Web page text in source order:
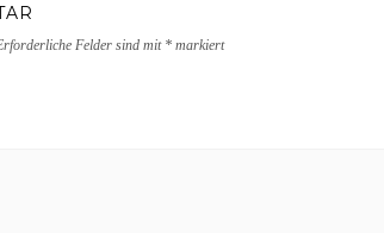
Felder sind mit * markiert